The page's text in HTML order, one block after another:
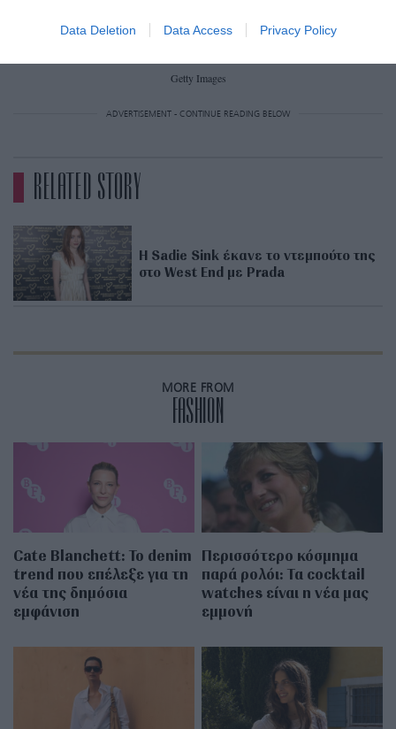
Data Deletion Data Access Privacy Policy
Getty Images
ADVERTISEMENT - CONTINUE READING BELOW
RELATED STORY
Η Sadie Sink έκανε το ντεμπούτο της
στο West End με Prada
MORE FROM
FASHION
Cate Blanchett: Το denim
trend που επέλεξε για τη
νέα της δημόσια
εμφάνιση
Περισσότερο κόσμημα
παρά ρολόι: Τα cocktail
watches είναι η νέα μας
εμμονή